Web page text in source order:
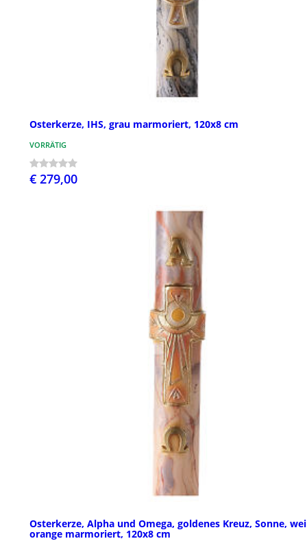
Osterkerze, IHS, grau marmoriert, 120x8 cm
VORRÄTIG
€ 279,00
Osterkerze, Alpha und Omega, goldenes Kreuz, Sonne,
orange marmoriert, 120x8 cm